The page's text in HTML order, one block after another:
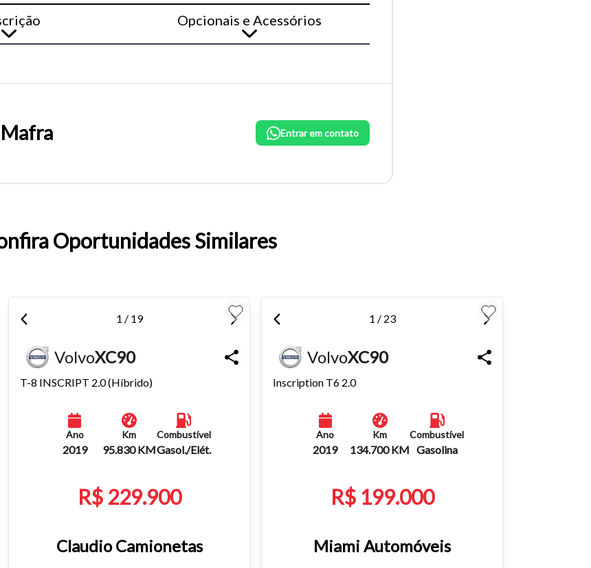
Opcionais e Acessórios
Entrar em contato
Oportunidades Similares
1 / 19
VolvoXC90
T-8 INSCRIPT 2.0 (Híbrido)
Ano
2019
Km
95.830 KM
Combustível
Gasol./Elét.
R$ 229.900
Claudio Camionetas
1 / 23
VolvoXC90
Inscription T6 2.0
Ano
2019
Km
134.700 KM
Combustível
Gasolina
R$ 199.000
Miami Automóveis